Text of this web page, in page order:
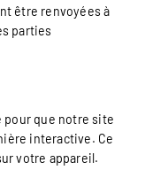
être renvoyées à
parties
pour que notre site
interactive. Ce
votre appareil.